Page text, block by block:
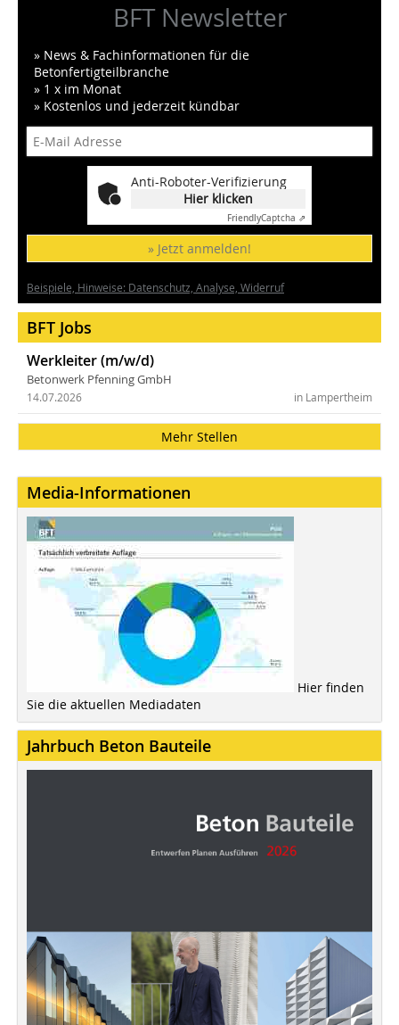
BFT Newsletter
» News & Fachinformationen für die
Betonfertigteilbranche
» 1 x im Monat
» Kostenlos und jederzeit kündbar
Anti-Roboter-Verifizierung
Hier klicken
FriendlyCaptcha ⇗
» Jetzt anmelden!
Beispiele, Hinweise: Datenschutz, Analyse, Widerruf
BFT Jobs
Werkleiter (m/w/d)
Betonwerk Pfenning GmbH
in Lampertheim
14.07.2026
Mehr Stellen
Media-Informationen
Hier finden
Sie die aktuellen Mediadaten
Jahrbuch Beton Bauteile